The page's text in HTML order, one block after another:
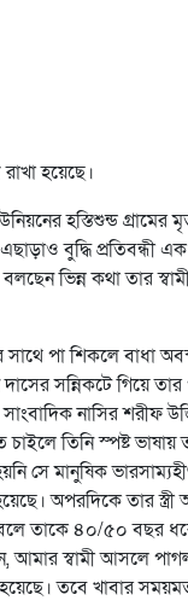
হয়েছে।
হস্তিশুন্ড গ্রামের
বুদ্ধি প্রতিবন্ধী
ভিন্ন কথা তার
পা শিকলে বাধা
সন্নিকটে গিয়ে
নাসির শরীফ
তিনি স্পষ্ট ভাষায়
সে মানুষিক
অপরদিকে তার
বলে তাকে ৪০/৫০ বছর
আমার স্বামী আসলে
তবে খাবার